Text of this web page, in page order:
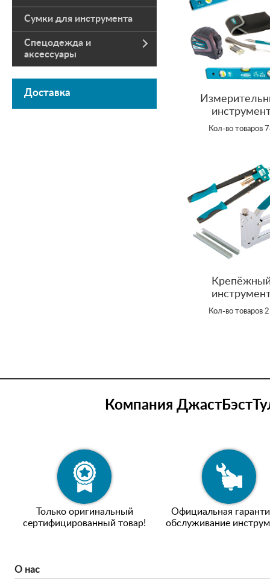
Сумки для инструмента
Спецодежда и
аксессуары
Доставка
Кол-во товаров
Кол-во товаров
Компания
Только оригинальный
сертифицированный товар!
Официальная
обслуживание
О нас